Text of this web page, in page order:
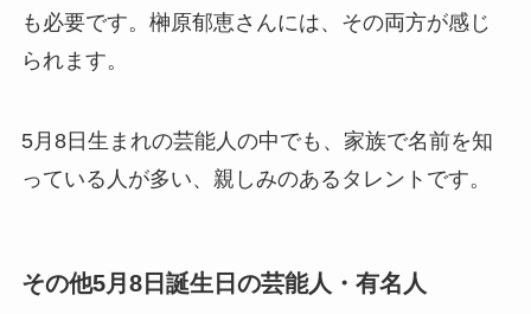
も必要です。榊原郁恵さんには、その両方が感じ
られます。
5月8日生まれの芸能人の中でも、家族で名前を知
っている人が多い、親しみのあるタレントです。
その他5月8日誕生日の芸能人・有名人